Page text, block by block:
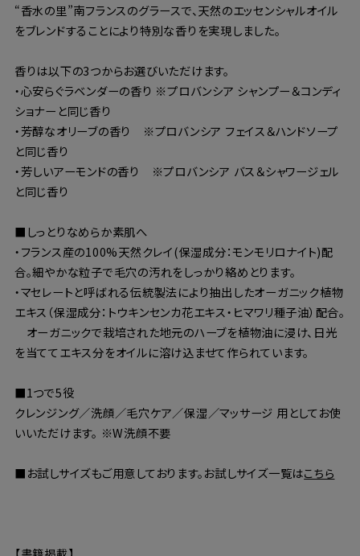
“香水の里”南フランスのグラースで、天然のエッセンシャルオイル
をブレンドすることにより特別な香りを実現しました。
香りは以下の3つからお選びいただけます。
・心安らぐラベンダーの香り ※プロバンシア シャンプー＆コンディ
ショナーと同じ香り
・芳醇なオリーブの香り ※プロバンシア フェイス＆ハンドソープ
と同じ香り
・芳しいアーモンドの香り ※プロバンシア バス＆シャワージェル
と同じ香り
■しっとりなめらか素肌へ
・フランス産の100%天然クレイ(保湿成分：モンモリロナイト)配
合。細やかな粒子で毛穴の汚れをしっかり絡めとります。
・マセレートと呼ばれる伝統製法により抽出したオーガニック植物
エキス（保湿成分：トウキンセンカ花エキス・ヒマワリ種子油）配合。
オーガニックで栽培された地元のハーブを植物油に浸け、日光
を当ててエキス分をオイルに溶け込ませて作られています。
■1つで5役
クレンジング／洗顔／毛穴ケア／保湿／マッサージ 用としてお使
いいただけます。 ※W洗顔不要
■お試しサイズもご用意しております。お試しサイズ一覧はこちら